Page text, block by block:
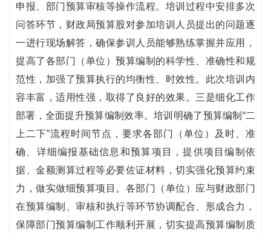
申报、部门预算审核等操作流程。培训过程中安排多次
问答环节，财政局预算股对参加培训人员提出的问题逐
一进行现场解答，确保参训人员能够熟练掌握并应用，
提高了各部门（单位）预算编制的科学性、准确性和规
范性，加强了预算执行的均衡性、时效性。此次培训内
容丰富，适用性强，取得了良好的效果。三是细化工作
部署，全面提升预算编制效率。培训明确了预算编制“二
上二下”流程时间节点，要求各部门（单位）及时、准
确、详细编报基础信息和预算项目，提供项目编制依
据、金额测算过程等必要佐证材料，切实强化预算约束
力，做实做细预算项目。各部门（单位）应与财政部门
在预算编制、审核和执行等环节协调配合、形成合力，
保障部门预算编制工作顺利开展，切实提高预算编制质